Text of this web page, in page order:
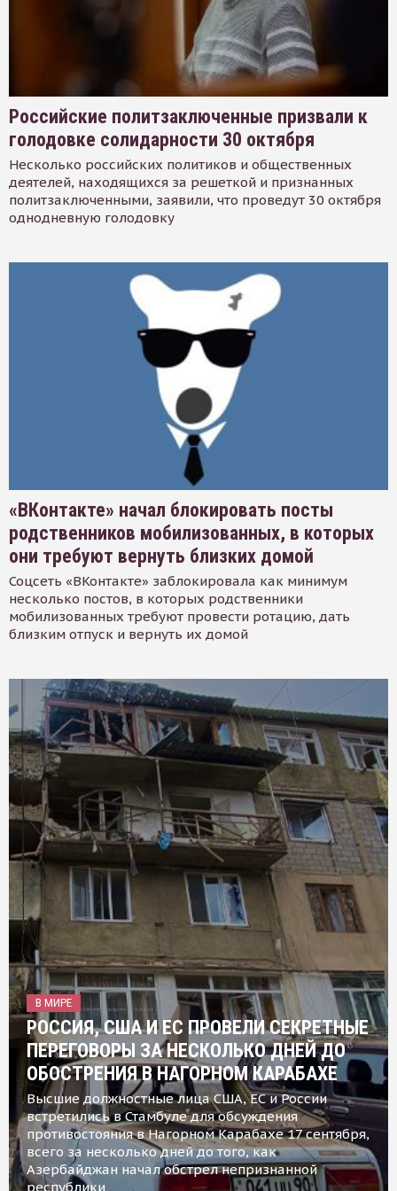
Российские политзаключенные призвали к
голодовке солидарности 30 октября
Несколько российских политиков и общественных
деятелей, находящихся за решеткой и признанных
политзаключенными, заявили, что проведут 30 октября
однодневную голодовку
«ВКонтакте» начал блокировать посты
родственников мобилизованных, в которых
они требуют вернуть близких домой
Соцсеть «ВКонтакте» заблокировала как минимум
несколько постов, в которых родственники
мобилизованных требуют провести ротацию, дать
близким отпуск и вернуть их домой
В МИРЕ
РОССИЯ, США И ЕС ПРОВЕЛИ СЕКРЕТНЫЕ
ПЕРЕГОВОРЫ ЗА НЕСКОЛЬКО ДНЕЙ ДО
ОБОСТРЕНИЯ В НАГОРНОМ КАРАБАХЕ
Высшие должностные лица США, ЕС и России
встретились в Стамбуле для обсуждения
противостояния в Нагорном Карабахе 17 сентября,
всего за несколько дней до того, как
Азербайджан начал обстрел непризнанной
республики